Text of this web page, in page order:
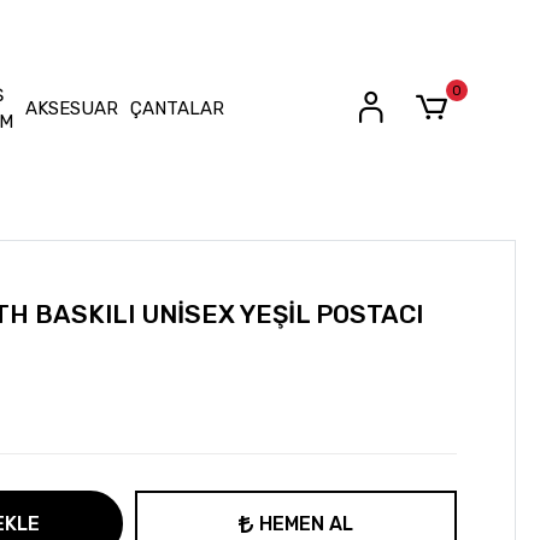
AKSESUAR ÇANTALAR
0
BASKILI UNİSEX YEŞİL POSTACI
HEMEN AL